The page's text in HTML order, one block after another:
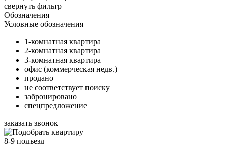
свернуть фильтр
Обозначения
Условные обозначения
1-комнатная квартира
2-комнатная квартира
3-комнатная квартира
офис (коммерческая недв.)
продано
не соответствует поиску
забронировано
спецпредложение
заказать звонок
8-9 подъезд